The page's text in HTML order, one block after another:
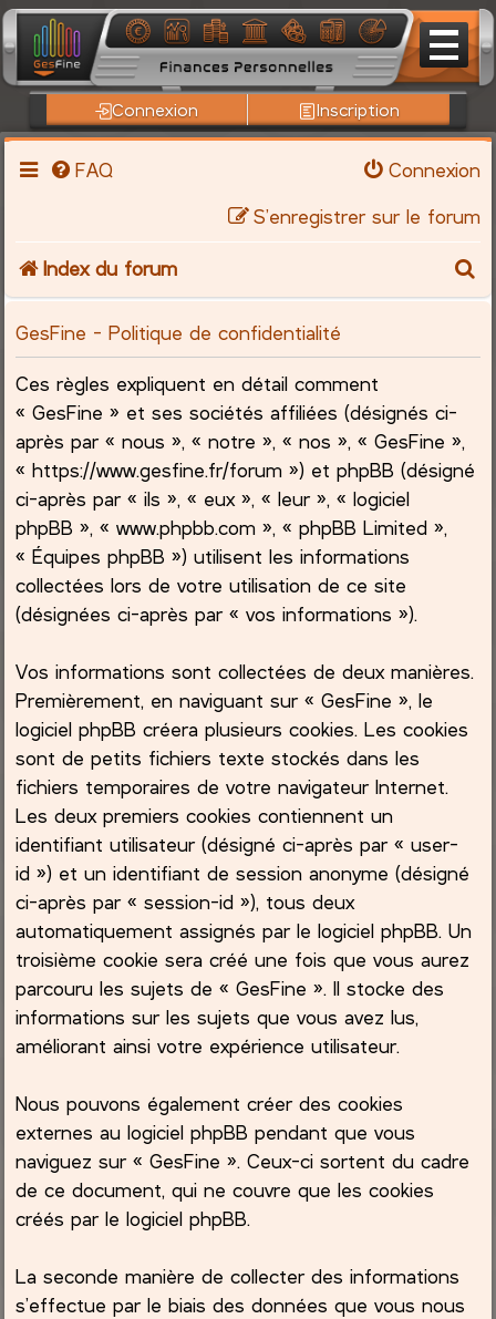
Connexion Inscription
FAQ
Connexion
S’enregistrer sur le forum
Index du forum
c
GesFine - Politique de confidentialité
Ces règles expliquent en détail comment
« GesFine » et ses sociétés affiliées (désignés ci-
après par « nous », « notre », « nos », « GesFine »,
« https://www.gesfine.fr/forum ») et phpBB (désigné
ci-après par « ils », « eux », « leur », « logiciel
phpBB », « www.phpbb.com », « phpBB Limited »,
« Équipes phpBB ») utilisent les informations
collectées lors de votre utilisation de ce site
(désignées ci-après par « vos informations »).
Vos informations sont collectées de deux manières.
Premièrement, en naviguant sur « GesFine », le
logiciel phpBB créera plusieurs cookies. Les cookies
sont de petits fichiers texte stockés dans les
fichiers temporaires de votre navigateur Internet.
Les deux premiers cookies contiennent un
identifiant utilisateur (désigné ci-après par « user-
id ») et un identifiant de session anonyme (désigné
ci-après par « session-id »), tous deux
automatiquement assignés par le logiciel phpBB. Un
troisième cookie sera créé une fois que vous aurez
parcouru les sujets de « GesFine ». Il stocke des
informations sur les sujets que vous avez lus,
améliorant ainsi votre expérience utilisateur.
Nous pouvons également créer des cookies
externes au logiciel phpBB pendant que vous
naviguez sur « GesFine ». Ceux-ci sortent du cadre
de ce document, qui ne couvre que les cookies
créés par le logiciel phpBB.
La seconde manière de collecter des informations
s’effectue par le biais des données que vous nous